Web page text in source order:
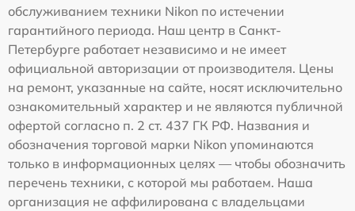
обслуживанием техники Nikon по истечении
гарантийного периода. Наш центр в Санкт-
Петербурге работает независимо и не имеет
официальной авторизации от производителя. Цены
на ремонт, указанные на сайте, носят исключительно
ознакомительный характер и не являются публичной
офертой согласно п. 2 ст. 437 ГК РФ. Названия и
обозначения торговой марки Nikon упоминаются
только в информационных целях — чтобы обозначить
перечень техники, с которой мы работаем. Наша
организация не аффилирована с владельцами